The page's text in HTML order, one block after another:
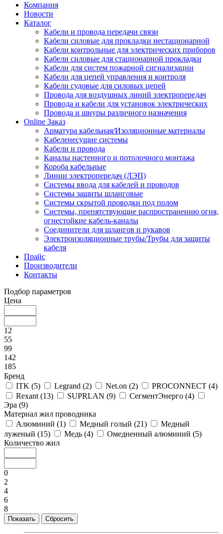
Компания
Новости
Каталог
Кабели и провода передачи связи
Кабели силовые для прокладки нестационарной
Кабели контрольные для электрических приборов
Кабели силовые для стационарной прокладки
Кабели для систем пожарной сигнализации
Кабели для цепей управления и контроля
Кабели судовые для силовых цепей
Провода для воздушных линий электропередач
Провода и кабели для установок электрических
Провода и шнуры различного назначения
Online Заказ
Арматура кабельная/Изоляционные материалы
Кабеленесущие системы
Кабели и провода
Каналы настенного и потолочного монтажа
Короба кабельные
Линии электропередач (ЛЭП)
Системы ввода для кабелей и проводов
Системы защиты шланговые
Системы скрытой проводки под полом
Системы, препятствующие распространению огня,
огнестойкие кабель-каналы
Соединители для шлангов и рукавов
Электроизоляционные трубы/Трубы для защиты
кабеля
Прайс
Производители
Контакты
Подбор параметров
Цена
12
55
99
142
185
Бренд
ITK (5) Legrand (2) Net.on (2) PROCONNECT (4)
Rexant (13) SUPRLAN (9) СегментЭнерго (4)
Эра (9)
Материал жил проводника
Алюминий (1) Медный голый (21)
Медный
луженый (15) Медь (4) Омедненный алюминий (5)
Количество жил
0
2
4
6
8